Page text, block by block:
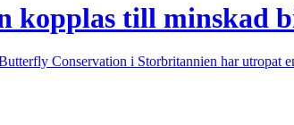
till minskad
Conservation i Storbritannien har